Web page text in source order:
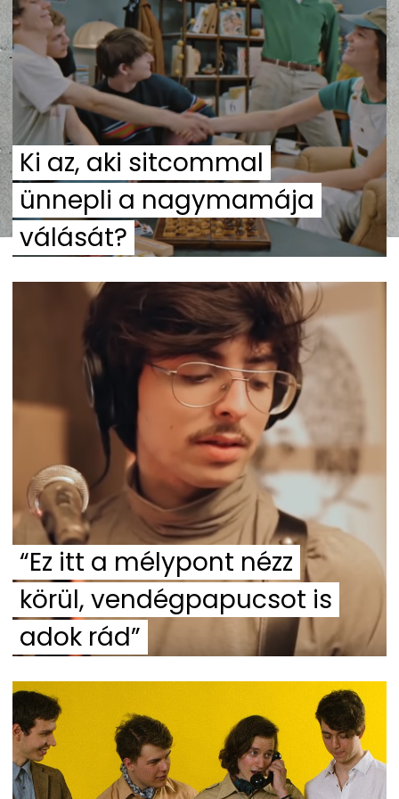
Ki az, aki sitcommal
ünnepli a nagymamája
válását?
“Ez itt a mélypont nézz
körül, vendégpapucsot is
adok rád”